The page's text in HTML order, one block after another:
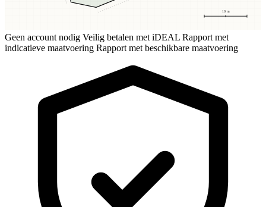
10 m
Geen account nodig Veilig betalen met iDEAL Rapport met
indicatieve maatvoering Rapport met beschikbare maatvoering